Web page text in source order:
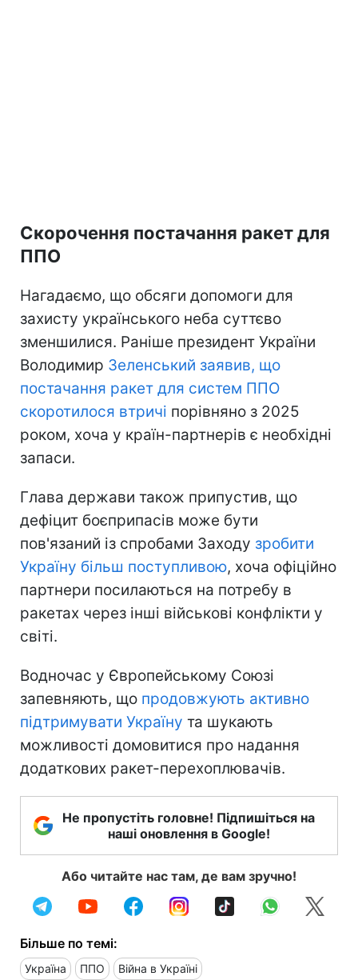
Скорочення постачання ракет для
ППО
Нагадаємо, що обсяги допомоги для
захисту українського неба суттєво
зменшилися. Раніше президент України
Володимир Зеленський заявив, що
постачання ракет для систем ППО
скоротилося втричі порівняно з 2025
роком, хоча у країн-партнерів є необхідні
запаси.
Глава держави також припустив, що
дефіцит боєприпасів може бути
пов'язаний із спробами Заходу зробити
Україну більш поступливою, хоча офіційно
партнери посилаються на потребу в
ракетах через інші військові конфлікти у
світі.
Водночас у Європейському Союзі
запевняють, що продовжують активно
підтримувати Україну та шукають
можливості домовитися про надання
додаткових ракет-перехоплювачів.
Не пропустіть головне! Підпишіться на
наші оновлення в Google!
Або читайте нас там, де вам зручно!
Більше по темі:
Україна ППО Війна в Україні